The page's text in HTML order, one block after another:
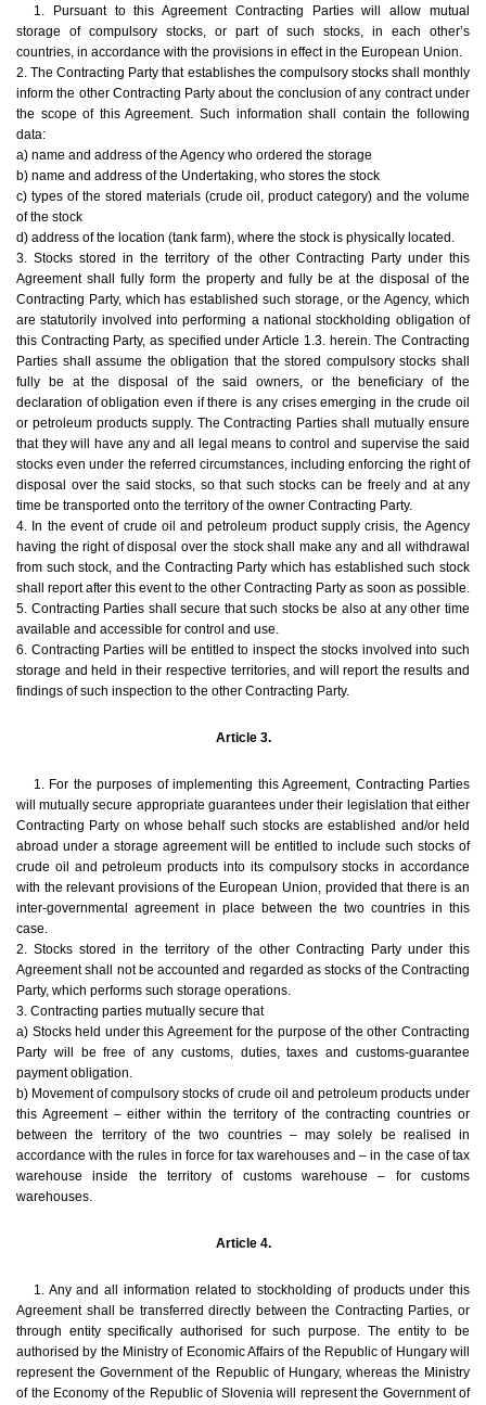
1. Pursuant to this Agreement Contracting Parties will allow mutual
storage of compulsory stocks, or part of such stocks, in each other’s
countries, in accordance with the provisions in effect in the European Union.
2. The Contracting Party that establishes the compulsory stocks shall monthly
inform the other Contracting Party about the conclusion of any contract under
the scope of this Agreement. Such information shall contain the following
data:
a) name and address of the Agency who ordered the storage
b) name and address of the Undertaking, who stores the stock
c) types of the stored materials (crude oil, product category) and the volume
of the stock
d) address of the location (tank farm), where the stock is physically located.
3. Stocks stored in the territory of the other Contracting Party under this
Agreement shall fully form the property and fully be at the disposal of the
Contracting Party, which has established such storage, or the Agency, which
are statutorily involved into performing a national stockholding obligation of
this Contracting Party, as specified under Article 1.3. herein. The Contracting
Parties shall assume the obligation that the stored compulsory stocks shall
fully be at the disposal of the said owners, or the beneficiary of the
declaration of obligation even if there is any crises emerging in the crude oil
or petroleum products supply. The Contracting Parties shall mutually ensure
that they will have any and all legal means to control and supervise the said
stocks even under the referred circumstances, including enforcing the right of
disposal over the said stocks, so that such stocks can be freely and at any
time be transported onto the territory of the owner Contracting Party.
4. In the event of crude oil and petroleum product supply crisis, the Agency
having the right of disposal over the stock shall make any and all withdrawal
from such stock, and the Contracting Party which has established such stock
shall report after this event to the other Contracting Party as soon as possible.
5. Contracting Parties shall secure that such stocks be also at any other time
available and accessible for control and use.
6. Contracting Parties will be entitled to inspect the stocks involved into such
storage and held in their respective territories, and will report the results and
findings of such inspection to the other Contracting Party.
Article 3.
1. For the purposes of implementing this Agreement, Contracting Parties
will mutually secure appropriate guarantees under their legislation that either
Contracting Party on whose behalf such stocks are established and/or held
abroad under a storage agreement will be entitled to include such stocks of
crude oil and petroleum products into its compulsory stocks in accordance
with the relevant provisions of the European Union, provided that there is an
inter-governmental agreement in place between the two countries in this
case.
2. Stocks stored in the territory of the other Contracting Party under this
Agreement shall not be accounted and regarded as stocks of the Contracting
Party, which performs such storage operations.
3. Contracting parties mutually secure that
a) Stocks held under this Agreement for the purpose of the other Contracting
Party will be free of any customs, duties, taxes and customs-guarantee
payment obligation.
b) Movement of compulsory stocks of crude oil and petroleum products under
this Agreement – either within the territory of the contracting countries or
between the territory of the two countries – may solely be realised in
accordance with the rules in force for tax warehouses and – in the case of tax
warehouse inside the territory of customs warehouse – for customs
warehouses.
Article 4.
1. Any and all information related to stockholding of products under this
Agreement shall be transferred directly between the Contracting Parties, or
through entity specifically authorised for such purpose. The entity to be
authorised by the Ministry of Economic Affairs of the Republic of Hungary will
represent the Government of the Republic of Hungary, whereas the Ministry
of the Economy of the Republic of Slovenia will represent the Government of